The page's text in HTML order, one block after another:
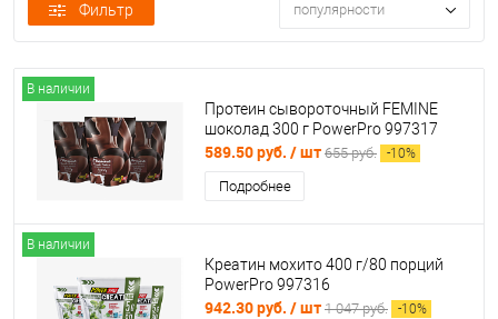
Фильтр популярности
В наличии
Протеин сывороточный FEMINE
шоколад 300 г PowerPro 997317
589.50 руб. / шт 655 руб. -10%
Подробнее
В наличии
Креатин мохито 400 г/80 порций
PowerPro 997316
942.30 руб. / шт 1 047 руб. -10%